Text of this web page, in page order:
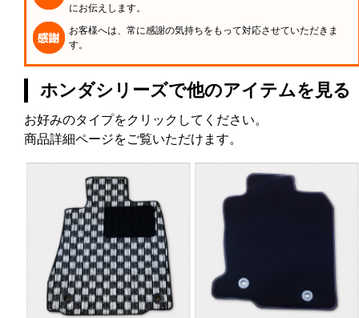
にお伝えします。
お客様へは、常に感謝の気持ちをもって対応させていただきま
す。
ホンダシリーズで他のアイテムを見る
お好みのタイプをクリックしてください。
商品詳細ページをご覧いただけます。